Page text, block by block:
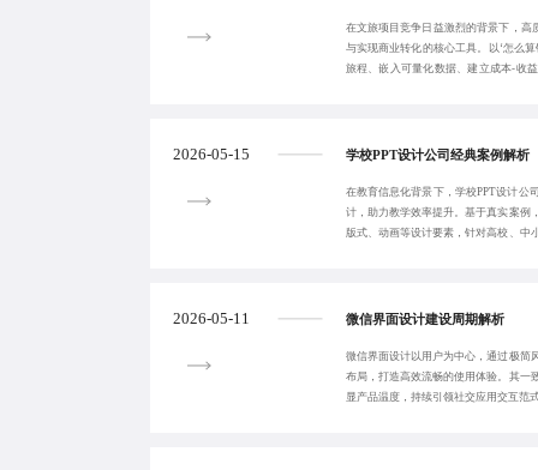
在文旅项目竞争日益激烈的背景下，高
与实现商业转化的核心工具。以‘怎么
旅程、嵌入可量化数据、建立成本-收
2026-05-15 学校PPT设计公司经典案例解析
在教育信息化背景下，学校PPT设计公
计，助力教学效率提升。基于真实案例
版式、动画等设计要素，针对高校、中
2026-05-11 微信界面设计建设周期解析
微信界面设计以用户为中心，通过极简
布局，打造高效流畅的使用体验。其一
显产品温度，持续引领社交应用交互范